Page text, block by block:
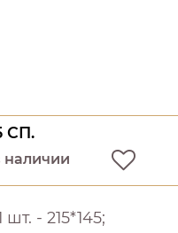
СП.
наличии
- 215*145;